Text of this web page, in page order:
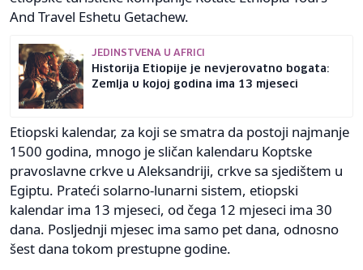
And Travel Eshetu Getachew.
JEDINSTVENA U AFRICI
Historija Etiopije je nevjerovatno bogata:
Zemlja u kojoj godina ima 13 mjeseci
Etiopski kalendar, za koji se smatra da postoji najmanje
1500 godina, mnogo je sličan kalendaru Koptske
pravoslavne crkve u Aleksandriji, crkve sa sjedištem u
Egiptu. Prateći solarno-lunarni sistem, etiopski
kalendar ima 13 mjeseci, od čega 12 mjeseci ima 30
dana. Posljednji mjesec ima samo pet dana, odnosno
šest dana tokom prestupne godine.